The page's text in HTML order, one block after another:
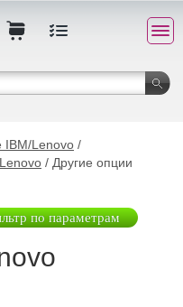
IBM/Lenovo /
/ Другие опции
по параметрам